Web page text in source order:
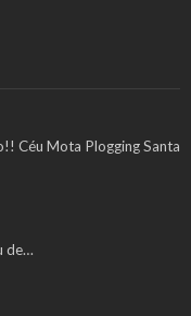
Céu Mota Plogging Santa
de…